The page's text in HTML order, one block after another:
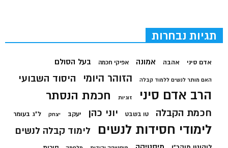
תגיות נבחרות
אדם סיני אהבה אמונה אפיקי חכמה בעל הסולם
האם מותר לנשים ללמוד קבלה הזוהר היומי היסוד השבועי
הרב אדם סיני זוגיות חכמת הנסתר
חכמת הקבלה טו בשבט יוני כהן יעקב יצחק ל"ג בעומר
לימודי חסידות לנשים לימוד קבלה לנשים